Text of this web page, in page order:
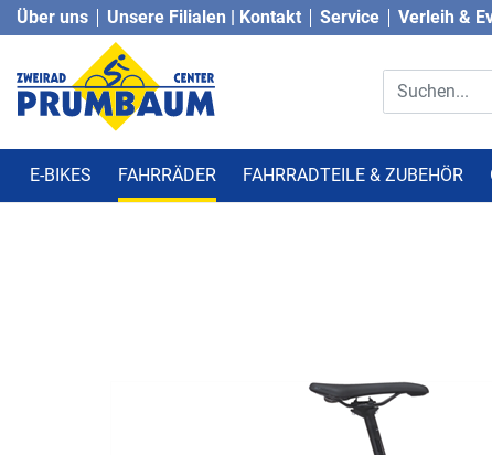
Über uns Unsere Filialen | Kontakt Service Verleih &
E-BIKES FAHRRÄDER FAHRRADTEILE & ZUBEHÖR